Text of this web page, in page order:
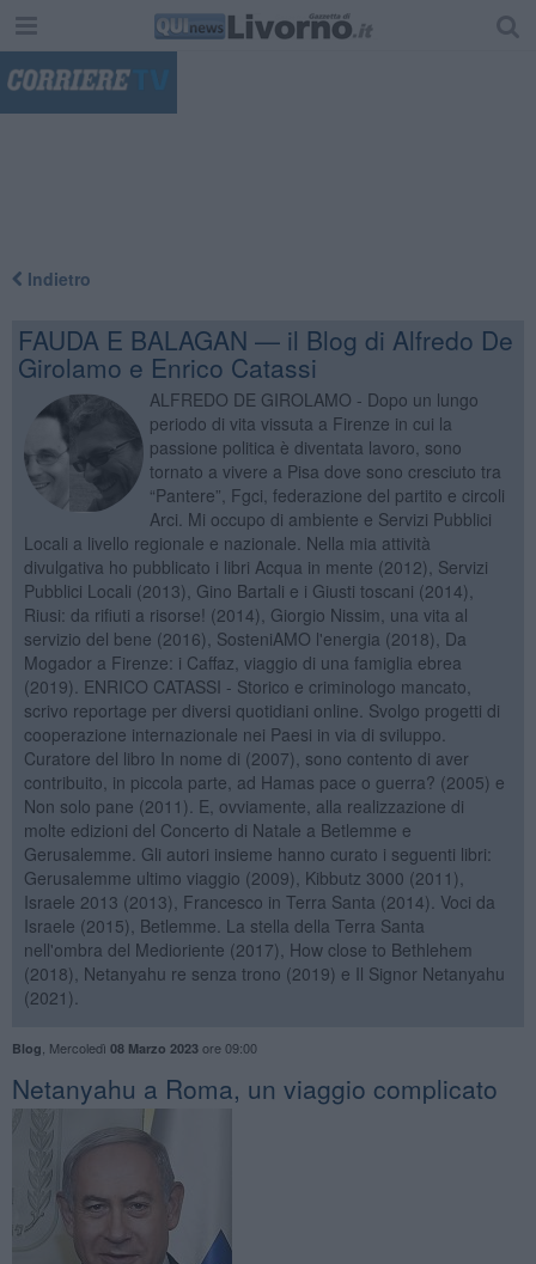
Indietro
FAUDA E BALAGAN — il Blog di Alfredo De
Girolamo e Enrico Catassi
ALFREDO DE GIROLAMO - Dopo un lungo
periodo di vita vissuta a Firenze in cui la
passione politica è diventata lavoro, sono
tornato a vivere a Pisa dove sono cresciuto tra
“Pantere”, Fgci, federazione del partito e circoli
Arci. Mi occupo di ambiente e Servizi Pubblici
Locali a livello regionale e nazionale. Nella mia attività
divulgativa ho pubblicato i libri Acqua in mente (2012), Servizi
Pubblici Locali (2013), Gino Bartali e i Giusti toscani (2014),
Riusi: da rifiuti a risorse! (2014), Giorgio Nissim, una vita al
servizio del bene (2016), SosteniAMO l'energia (2018), Da
Mogador a Firenze: i Caffaz, viaggio di una famiglia ebrea
(2019). ENRICO CATASSI - Storico e criminologo mancato,
scrivo reportage per diversi quotidiani online. Svolgo progetti di
cooperazione internazionale nei Paesi in via di sviluppo.
Curatore del libro In nome di (2007), sono contento di aver
contribuito, in piccola parte, ad Hamas pace o guerra? (2005) e
Non solo pane (2011). E, ovviamente, alla realizzazione di
molte edizioni del Concerto di Natale a Betlemme e
Gerusalemme. Gli autori insieme hanno curato i seguenti libri:
Gerusalemme ultimo viaggio (2009), Kibbutz 3000 (2011),
Israele 2013 (2013), Francesco in Terra Santa (2014). Voci da
Israele (2015), Betlemme. La stella della Terra Santa
nell'ombra del Medioriente (2017), How close to Bethlehem
(2018), Netanyahu re senza trono (2019) e Il Signor Netanyahu
(2021).
Blog Mercoledì 08 Marzo 2023ore 09:00
Netanyahu a Roma, un viaggio complicato